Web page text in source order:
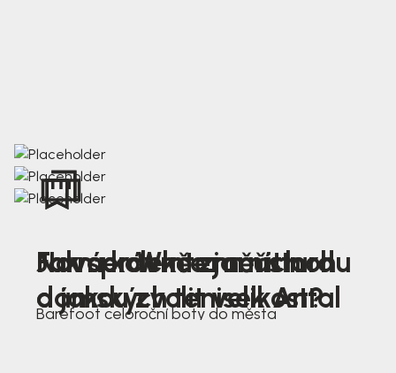
Nová kolekce jarních
dámských tenisek Antal
Jak správně změřit nohu
a jakou zvolit velikost?
Farmer Winter mustard
Barefoot celoroční boty do města